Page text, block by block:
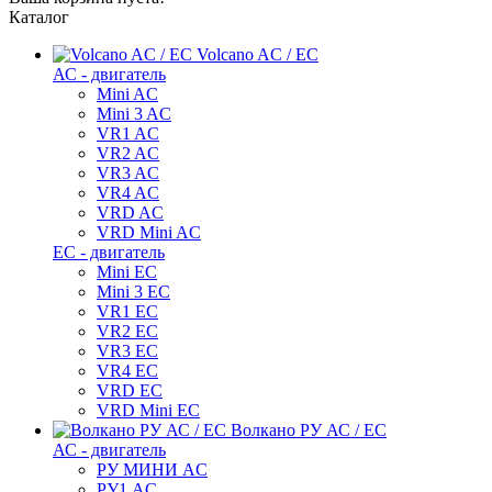
Каталог
Volcano AC / EC
АС - двигатель
Mini AC
Mini 3 AC
VR1 AC
VR2 AC
VR3 AC
VR4 AC
VRD AC
VRD Mini AC
ЕС - двигатель
Mini EC
Mini 3 EC
VR1 EC
VR2 EC
VR3 EC
VR4 EC
VRD EC
VRD Mini EC
Волкано РУ АС / ЕС
АС - двигатель
РУ МИНИ AC